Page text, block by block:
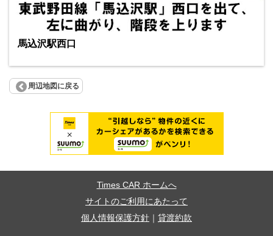
馬込沢駅西口
周辺地図に戻る
Times CAR ホームへ
サイトのご利用にあたって
個人情報保護方針
貸渡約款